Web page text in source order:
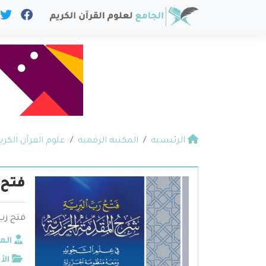
الرئيسية المكتبة الرقمية علوم القرآن
فتح